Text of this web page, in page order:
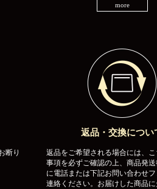
more
断り
返品・交換につい
返品をご希望される場合には、
事項を必ずご確認の上、商品発送
に電話または下記お問い合わせ
連絡ください。お届けした商品